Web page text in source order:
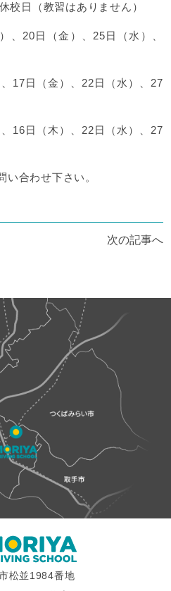
日（教習はありません）
、20日（金）、25日（水）、
17日（金）、22日（水）、27
16日（木）、22日（水）、27
い合わせ下さい。
次の記事へ
松並1984番地